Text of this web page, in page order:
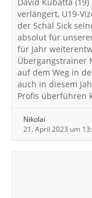
verlängert, U19-
der Schäl Sick
absolut für
für Jahr
Übergangstrainer
auf dem Weg in
auch in diesem
Profis überführen
Nikolai
21. April 2023 um